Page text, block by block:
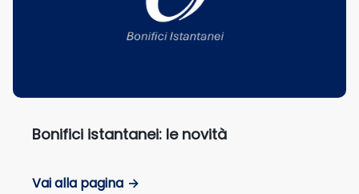
Bonifici istantanei: le novità
Vai alla pagina